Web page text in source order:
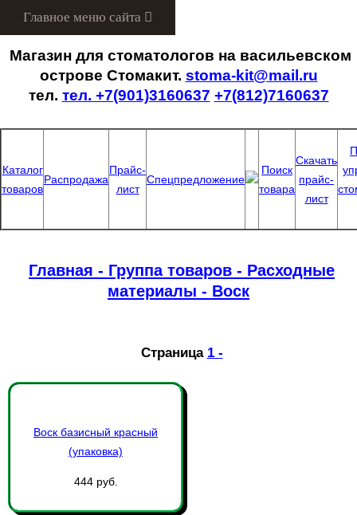
Магазин для стоматологов на васильевском
острове Стомакит. stoma-kit@mail.ru
тел. тел. +7(901)3160637 +7(812)7160637
Menu
Каталог
товаров
Распродажа
Прайс-
лист
Спецпредложение
Поиск
товара
Скачать
прайс-
лист
Главная - Группа товаров - Расходные
материалы - Воск
Страница 1 -
Воск базисный красный
(упаковка)
444 руб.